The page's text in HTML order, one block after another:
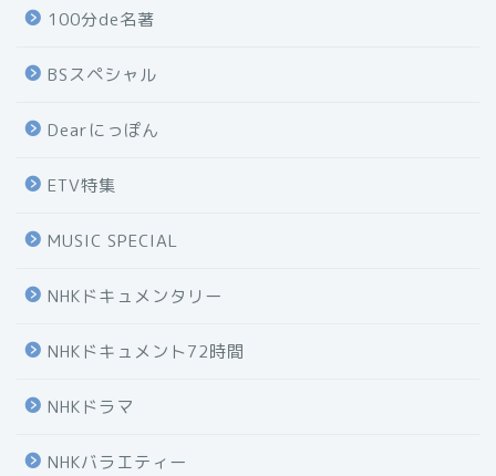
100分de名著
BSスペシャル
Dearにっぽん
ETV特集
MUSIC SPECIAL
NHKドキュメンタリー
NHKドキュメント72時間
NHKドラマ
NHKバラエティー